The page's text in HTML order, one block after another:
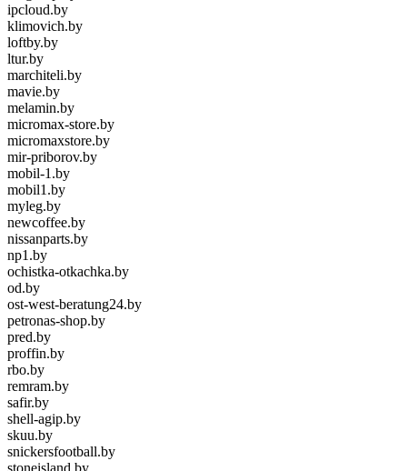
ipcloud.by
klimovich.by
loftby.by
ltur.by
marchiteli.by
mavie.by
melamin.by
micromax-store.by
micromaxstore.by
mir-priborov.by
mobil-1.by
mobil1.by
myleg.by
newcoffee.by
nissanparts.by
np1.by
ochistka-otkachka.by
od.by
ost-west-beratung24.by
petronas-shop.by
pred.by
proffin.by
rbo.by
remram.by
safir.by
shell-agip.by
skuu.by
snickersfootball.by
stoneisland.by